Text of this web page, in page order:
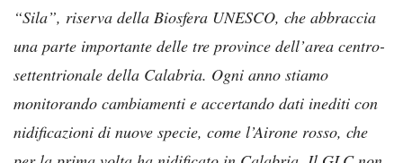
“Sila”, riserva della Biosfera UNESCO, che abbraccia
una parte importante delle tre province dell’area centro-
settentrionale della Calabria. Ogni anno stiamo
monitorando cambiamenti e accertando dati inediti con
nidificazioni di nuove specie, come l’Airone rosso, che